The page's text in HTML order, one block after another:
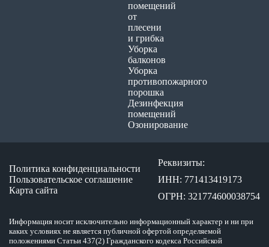
помещений
от
плесени
и грибка
Уборка
балконов
Уборка
противопожарного
порошка
Дезинфекция
помещений
Озонирование
Политика конфиденциальности
Пользовательское соглашение
Карта сайта
Реквизиты:
ИНН: 771413419173
ОГРН: 321774600038754
Информация носит исключительно информационный характер и ни при
каких условиях не является публичной офертой определяемой
положениями Статьи 437(2) Гражданского кодекса Российской